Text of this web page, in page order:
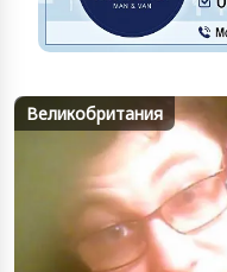
Великобритания